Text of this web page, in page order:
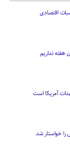
اقتصادی
هفته نداریم
آمریکا است
را خواستار شد